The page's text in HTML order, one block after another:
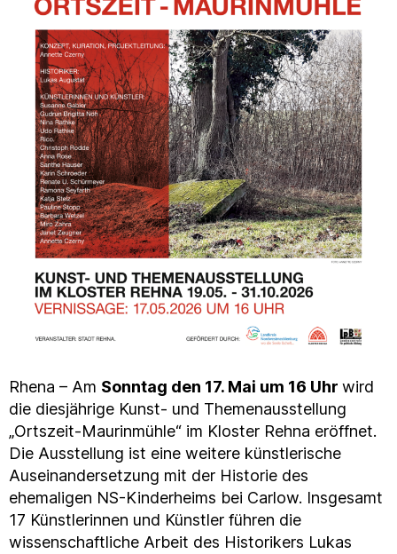
Rhena – Am Sonntag den 17. Mai um 16 Uhr wird
die diesjährige Kunst- und Themenausstellung
„Ortszeit-Maurinmühle“ im Kloster Rehna eröffnet.
Die Ausstellung ist eine weitere künstlerische
Auseinandersetzung mit der Historie des
ehemaligen NS-Kinderheims bei Carlow. Insgesamt
17 Künstlerinnen und Künstler führen die
wissenschaftliche Arbeit des Historikers Lukas